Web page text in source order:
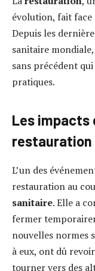
évolution, fait face
Depuis les
sanitaire
sans précédent
pratiques.
Les impacts
restauration
L’un des
restauration au
sanitaire. Elle a
fermer
nouvelles normes
à eux, ont dû
tourner vers des